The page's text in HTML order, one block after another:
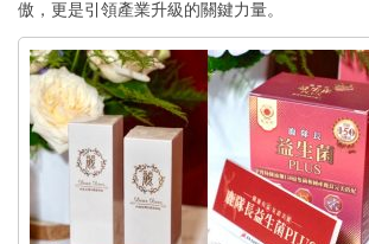
傲，更是引領產業升級的關鍵力量。